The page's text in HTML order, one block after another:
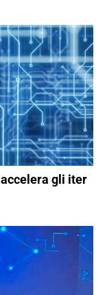
gli iter